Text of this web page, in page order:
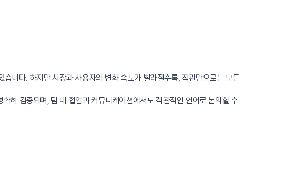
니다. 하지만 시장과 사용자의 변화 속도가 빨라질수록, 직관만으로는 모든
히 검증되며, 팀 내 협업과 커뮤니케이션에서도 객관적인 언어로 논의할 수